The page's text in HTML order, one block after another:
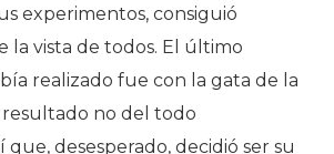
experimentos, consiguió
la vista de todos. El último
realizado fue con la gata de la
no del todo
que, desesperado, decidió ser su